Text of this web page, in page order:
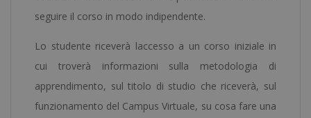
seguire il corso in modo indipendente.
Lo studente riceverà laccesso a un corso iniziale in
cui troverà informazioni sulla metodologia di
apprendimento, sul titolo di studio che riceverà, sul
funzionamento del Campus Virtuale, su cosa fare una